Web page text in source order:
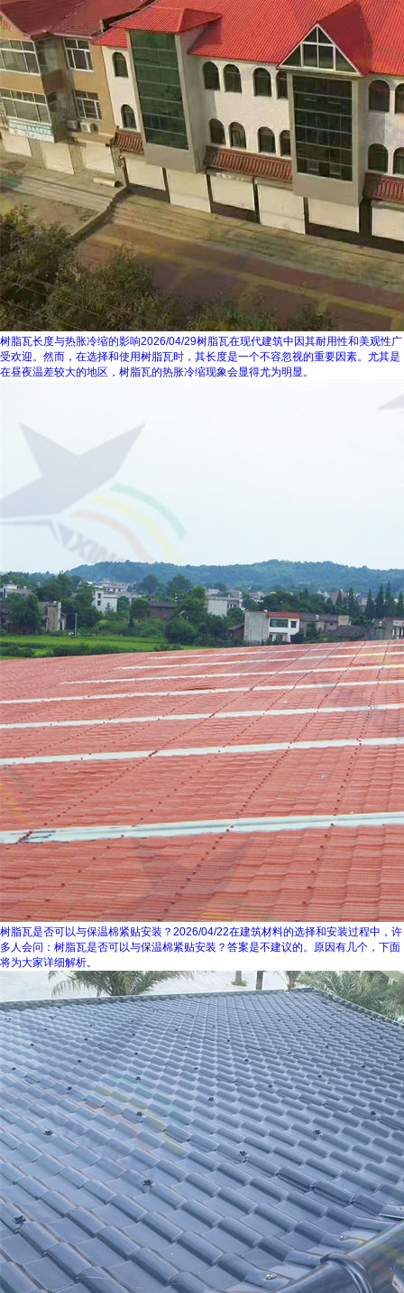
树脂瓦长度与热胀冷缩的影响2026/04/29树脂瓦在现代建筑中因其耐用性和美观性广
受欢迎。然而，在选择和使用树脂瓦时，其长度是一个不容忽视的重要因素。尤其是
在昼夜温差较大的地区，树脂瓦的热胀冷缩现象会显得尤为明显。
树脂瓦是否可以与保温棉紧贴安装？ 2026/04/22在建筑材料的选择和安装过程中，许
多人会问：树脂瓦是否可以与保温棉紧贴安装？答案是不建议的。原因有几个，下面
将为大家详细解析。